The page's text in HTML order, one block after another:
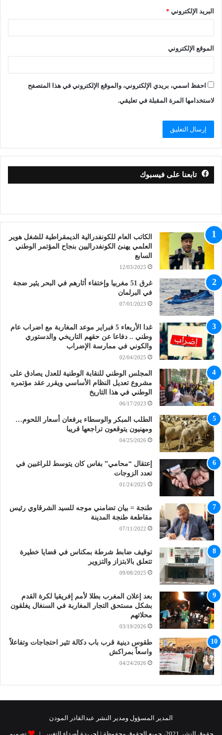
البريد الإلكتروني *
الموقع الإلكتروني
احفظ اسمي، بريدي الإلكتروني، والموقع الإلكتروني في هذا المتصفح
لاستخدامها المرة المقبلة في تعليقي.
تابعنا على فيسبوك
الكاتب العام للكونفدرالية الديمقراطية للشغل هوير
العلمي يهنئ الكونفدراليين بنجاح المؤتمر الوطني
السابع
12/03/2025
غرق 51 مغربيا وإختفاء أثارهم في البحر يثير ضجة
في البرلمان
07/01/2023
غدا الأربعاء 5 فبراير موعد المغاربة مع اضراب عام
وطني .. دفاعا عن حقهم التاريخي والدستوري
والكوني في ممارسة الإضراب
02/04/2025
المجلس الوطني للنقابة الوطنية للعدل يصادق على
مشروع تعديل النظام الأساسي ويقرر عقد مؤتمره
الوطني في هذا التاريخ
06/17/2023
الطلب المبكر والوسطاء يرفعان أسعار اللحوم…
ومهنيون يتوقعون تراجعها قريبا
04/25/2026
إعتقال “محامي” بفاس كان يتوسط للراغبين في
تعدد الزوجات
01/24/2025
طنجة = بيان تضامني موجه للسيد الشرقاوي رئيس
مقاطعة طنجة المدينة
07/11/2022
توقيف ضابط شرطة بمكناس في قضايا خطيرة
تتعلق بالابتزاز والتزوير
09/08/2025
بعد إعلان المغرب بطلا لأمم إفريقيا لكرة القدم
بشكل مستحق التجار المغاربة في السنغال يغلقون
محلاتهم
03/19/2026
طقوس دينية قرب باب دكالة تثير احتجاجات وتفاعلاً
واسعاً بمراكش
04/24/2026
المدير المسؤول ومدير النشر عبدالقادر المودن